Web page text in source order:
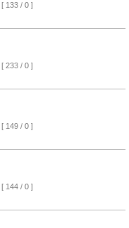
[ 133 / 0 ]
[ 233 / 0 ]
[ 149 / 0 ]
[ 144 / 0 ]